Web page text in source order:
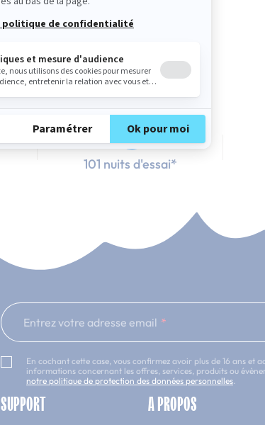
101 nuits d'essai*
Entrez votre adresse email
En cochant cette case, vous confirmez avoir plus de 16 ans et
informations concernant les offres, services, produits ou
notre politique de protection des données personnelles
SUPPORT A PROPOS